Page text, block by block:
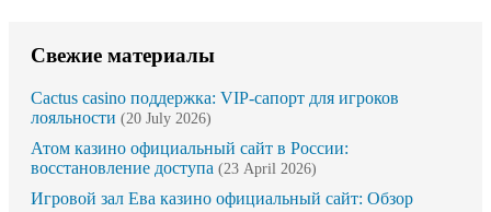
Свежие материалы
Cactus casino поддержка: VIP-сапорт для игроков
лояльности (20 July 2026)
Атом казино официальный сайт в России:
восстановление доступа (23 April 2026)
Игровой зал Ева казино официальный сайт: Обзор